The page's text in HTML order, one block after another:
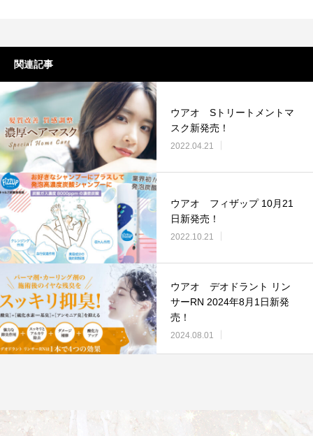
関連記事
ウアオ Sトリートメントマ
スク新発売！
2022.04.21
ウアオ フィザップ 10月21
日新発売！
2022.10.21
ウアオ デオドラント リン
サーRN 2024年8月1日新発
売！
2024.08.01